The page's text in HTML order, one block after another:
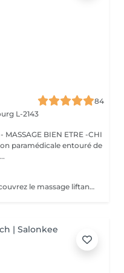
84
L-2143
MASSAGE BIEN ETRE -CHI
NOUVEAUTÉ CHEZ SÉRENDIP Découvrez le massage liftant naturel japonais, un soin d'exception qui allie beauté, bien-être et énergie vitale ! Bien plus qu'un simple massage, cette technique ancestrale agit sur tous les plans : Esthétique Raffermit, tonifie et illumine votre peau naturellement. Énergétique Stimule les méridiens pour une meilleure circulation de l'énergie. Émotionnel Apaise le système nerveux, libère les tensions et favorise un sommeil réparateur. Un lifting 100 % naturel : sans crèmes ni produits chimiques, uniquement des hydrolats purs et, sur demande, des huiles essentielles pour sublimer votre peau. Une détente profonde : évacuez le stress et retrouvez un équilibre intérieur. Un éclat retrouvé : stimule la production de collagène et réveille l'éclat de votre visage.